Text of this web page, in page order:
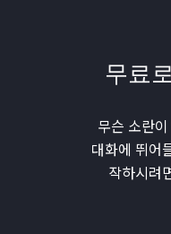
무료
무슨 소란
대화에 뛰어
작하시려